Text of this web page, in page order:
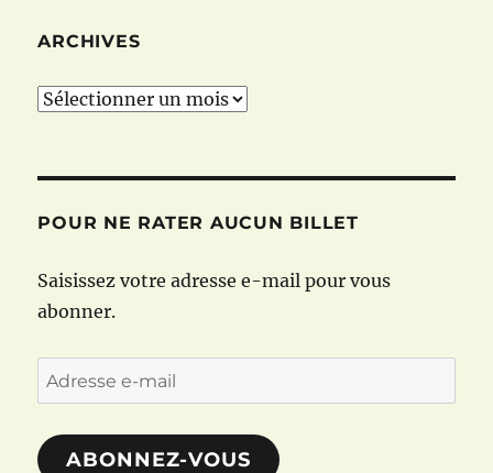
ARCHIVES
Archives
POUR NE RATER AUCUN BILLET
Saisissez votre adresse e-mail pour vous
abonner.
Adresse
e-
mail
ABONNEZ-VOUS